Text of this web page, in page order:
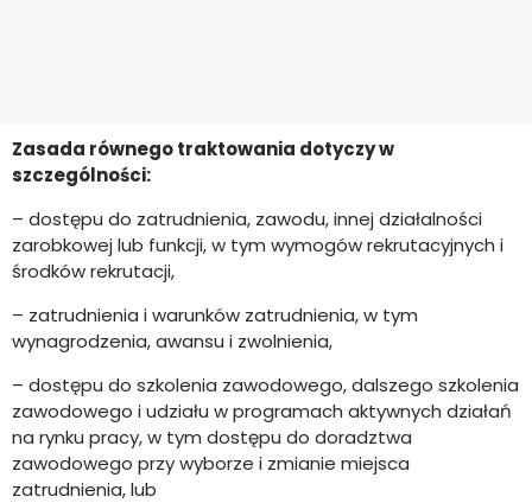
Zasada równego traktowania dotyczy w
szczególności:
– dostępu do zatrudnienia, zawodu, innej działalności
zarobkowej lub funkcji, w tym wymogów rekrutacyjnych i
środków rekrutacji,
– zatrudnienia i warunków zatrudnienia, w tym
wynagrodzenia, awansu i zwolnienia,
– dostępu do szkolenia zawodowego, dalszego szkolenia
zawodowego i udziału w programach aktywnych działań
na rynku pracy, w tym dostępu do doradztwa
zawodowego przy wyborze i zmianie miejsca
zatrudnienia, lub